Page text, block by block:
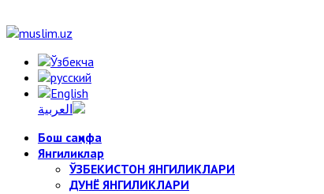
Бош саҳифа
Янгиликлар
ЎЗБЕКИСТОН ЯНГИЛИКЛАРИ
ДУНЁ ЯНГИЛИКЛАРИ